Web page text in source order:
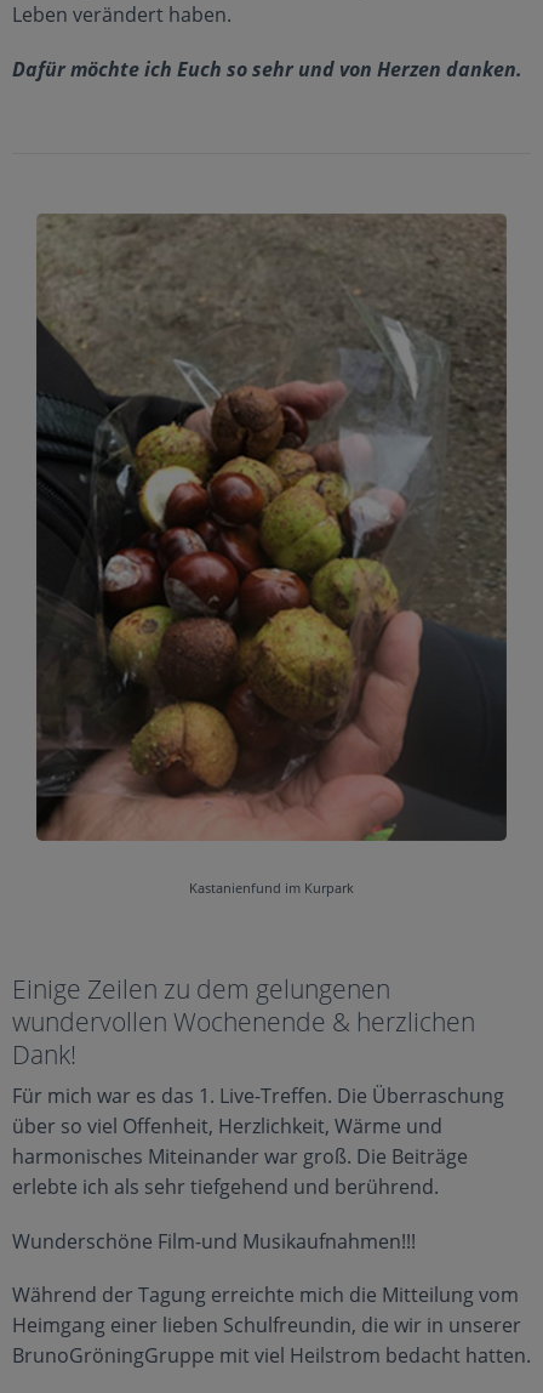
Leben verändert haben.
Dafür möchte ich Euch so sehr und von Herzen danken.
Kastanienfund im Kurpark
Einige Zeilen zu dem gelungenen
wundervollen Wochenende & herzlichen
Dank!
Für mich war es das 1. Live-Treffen. Die Überraschung
über so viel Offenheit, Herzlichkeit, Wärme und
harmonisches Miteinander war groß. Die Beiträge
erlebte ich als sehr tiefgehend und berührend.
Wunderschöne Film-und Musikaufnahmen!!!
Während der Tagung erreichte mich die Mitteilung vom
Heimgang einer lieben Schulfreundin, die wir in unserer
BrunoGröningGruppe mit viel Heilstrom bedacht hatten.